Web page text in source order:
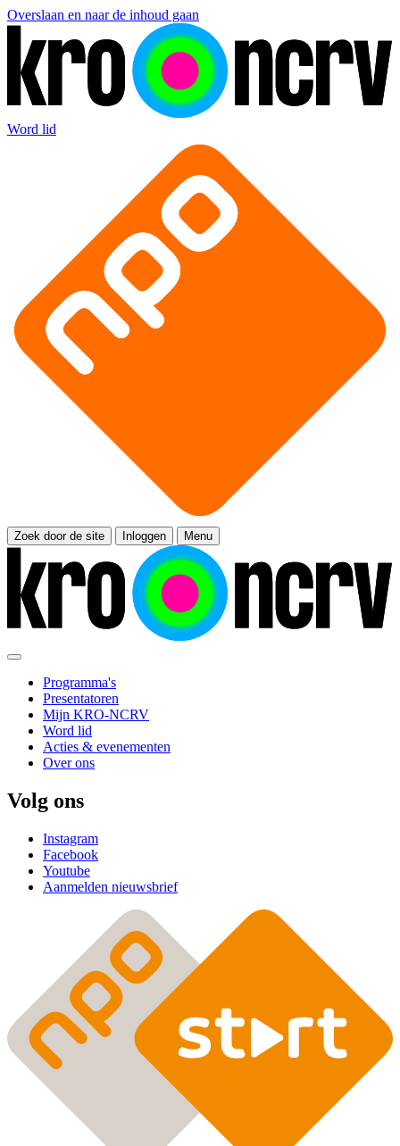
Overslaan en naar de inhoud gaan
Word lid
Zoek door de site Inloggen Menu
Programma's
Presentatoren
Mijn KRO-NCRV
Word lid
Acties & evenementen
Over ons
Volg ons
Instagram
Facebook
Youtube
Aanmelden nieuwsbrief